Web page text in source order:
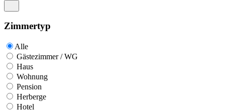
Zimmertyp
Alle
Gästezimmer / WG
Haus
Wohnung
Pension
Herberge
Hotel